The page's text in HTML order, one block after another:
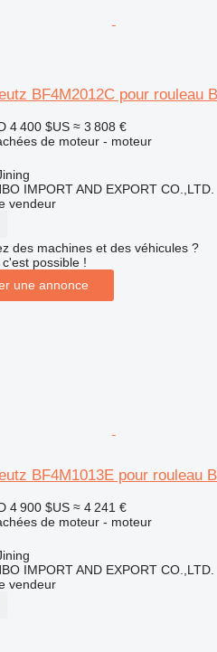
BF4M2012C pour rouleau
4 400 $US ≈ 3 808 €
de moteur - moteur
IMPORT AND EXPORT CO.,LTD.
vendeur
des machines et des véhicules ?
possible !
une annonce
BF4M1013E pour rouleau
4 900 $US ≈ 4 241 €
de moteur - moteur
IMPORT AND EXPORT CO.,LTD.
vendeur